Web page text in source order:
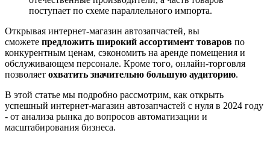
поступает по схеме параллельного импорта.
Открывая интернет-магазин автозапчастей, вы
сможете предложить широкий ассортимент товаров по
конкурентным ценам, сэкономить на аренде помещения и
обслуживающем персонале. Кроме того, онлайн-торговля
позволяет охватить значительно большую аудиторию.
В этой статье мы подробно рассмотрим, как открыть
успешный интернет-магазин автозапчастей с нуля в 2024 году
- от анализа рынка до вопросов автоматизации и
масштабирования бизнеса.